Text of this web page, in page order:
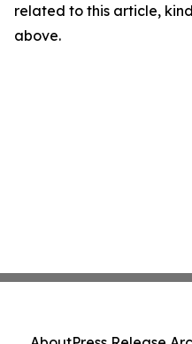
related to this article,
above.